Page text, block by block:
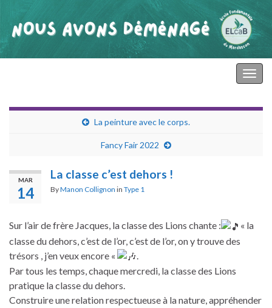
La peinture avec le corps.
Fancy Fair 2022
MAR
14
La classe c’est dehors !
ByManon Collignon in Type 1
Sur l’air de frère Jacques, la classe des Lions chante :
« la
classe du dehors, c’est de l’or, c’est de l’or, on y trouve des
trésors , j’en veux encore «
Par tous les temps, chaque mercredi, la classe des Lions
pratique la classe du dehors.
Construire une relation respectueuse à la nature, appréhender